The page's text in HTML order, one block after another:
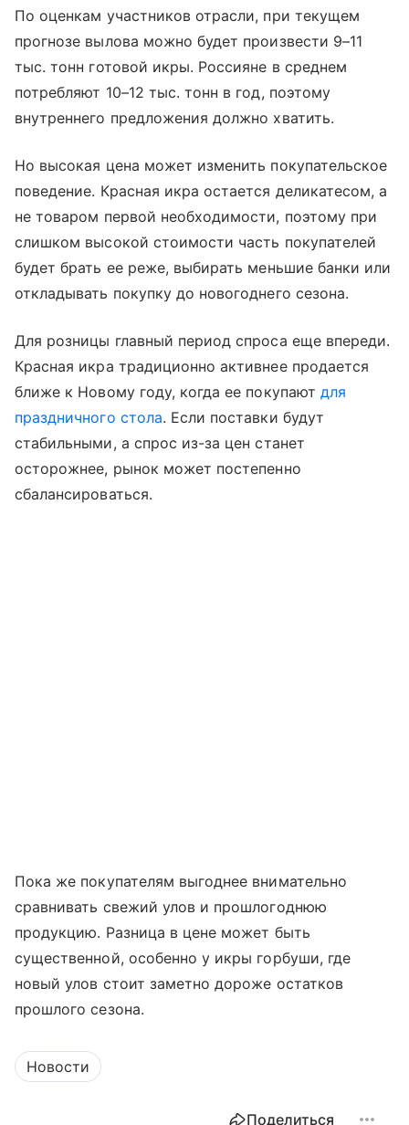
По оценкам участников отрасли, при текущем
прогнозе вылова можно будет произвести 9–11
тыс. тонн готовой икры. Россияне в среднем
потребляют 10–12 тыс. тонн в год, поэтому
внутреннего предложения должно хватить.
Но высокая цена может изменить покупательское
поведение. Красная икра остается деликатесом, а
не товаром первой необходимости, поэтому при
слишком высокой стоимости часть покупателей
будет брать ее реже, выбирать меньшие банки или
откладывать покупку до новогоднего сезона.
Для розницы главный период спроса еще впереди.
Красная икра традиционно активнее продается
ближе к Новому году, когда ее покупают для
праздничного стола. Если поставки будут
стабильными, а спрос из-за цен станет
осторожнее, рынок может постепенно
сбалансироваться.
Пока же покупателям выгоднее внимательно
сравнивать свежий улов и прошлогоднюю
продукцию. Разница в цене может быть
существенной, особенно у икры горбуши, где
новый улов стоит заметно дороже остатков
прошлого сезона.
Новости
Поделиться